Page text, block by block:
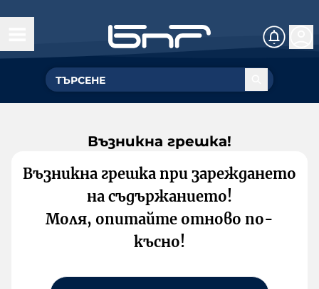
Възникна грешка!
Възникна грешка при зареждането
на съдържанието!
Моля, опитайте отново по-
късно!